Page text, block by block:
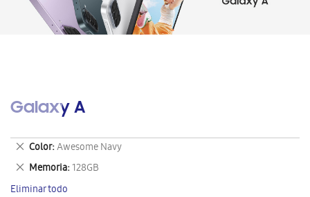
Galaxy A
Color Awesome Navy
Eliminar
este
artículo
Memoria 128GB
Eliminar
este
Eliminar todo